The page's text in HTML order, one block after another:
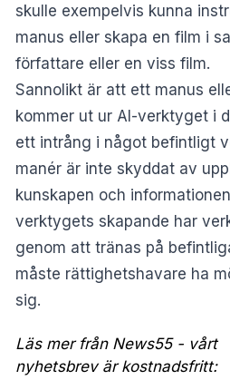
skulle exempelvis kunna
manus eller skapa en film i
författare eller en viss film.
Sannolikt är att ett manus
kommer ut ur AI-verktyget i
ett intrång i något befintligt
manér är inte skyddat av
kunskapen och
verktygets skapande har
genom att tränas på
måste rättighetshavare ha
sig.
Läs mer från News55 - vårt
nyhetsbrev är kostnadsfritt: